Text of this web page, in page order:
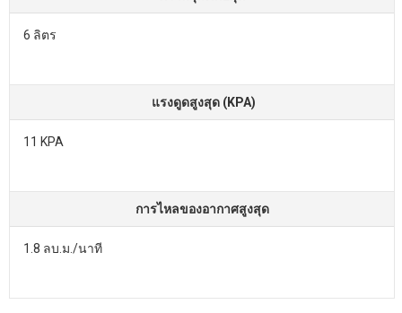
6 ลิตร
แรงดูดสูงสุด (KPA)
11 KPA
การไหลของอากาศสูงสุด
1.8 ลบ.ม./นาที